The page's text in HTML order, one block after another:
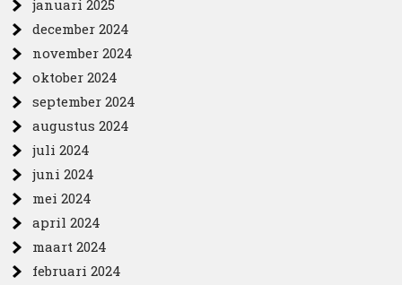
januari 2025
december 2024
november 2024
oktober 2024
september 2024
augustus 2024
juli 2024
juni 2024
mei 2024
april 2024
maart 2024
februari 2024